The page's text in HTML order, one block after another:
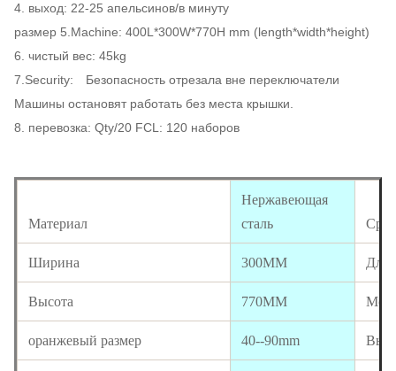
4. выход: 22-25 апельсинов/в минуту
размер 5.Machine: 400L*300W*770H mm (length*width*height)
6. чистый вес: 45kg
7.Security: Безопасность отрезала вне переключатели
Машины остановят работать без места крышки.
8. перевозка: Qty/20 FCL: 120 наборов
Материал
Нержавеющая
сталь
Ширина 300MM
Высота 770MM
оранжевый размер 40--90mm